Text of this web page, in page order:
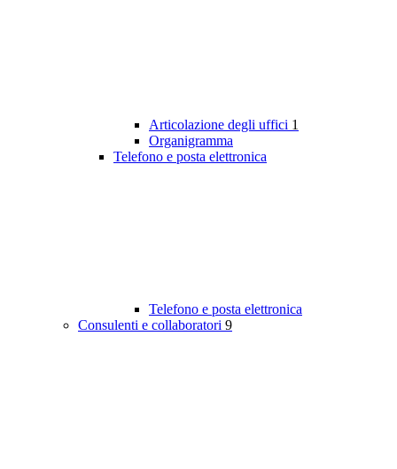
Articolazione degli uffici 1
Organigramma
Telefono e posta elettronica
Telefono e posta elettronica
Consulenti e collaboratori 9